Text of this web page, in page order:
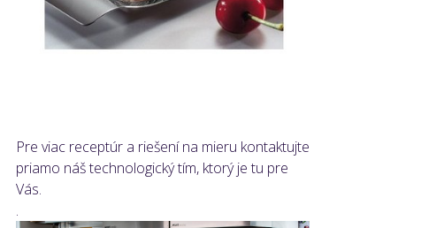
Pre viac receptúr a riešení na mieru kontaktujte
priamo náš technologický tím, ktorý je tu pre
Vás.
.